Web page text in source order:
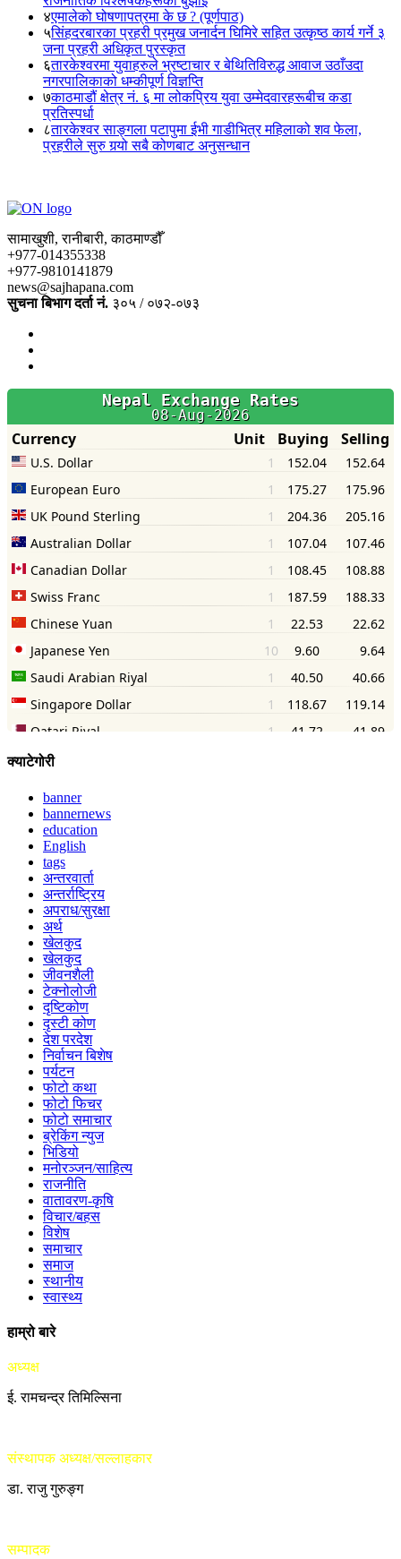
४एमालेको घोषणापत्रमा के छ ? (पूर्णपाठ)
५सिंहदरबारका प्रहरी प्रमुख जनार्दन घिमिरे सहित उत्कृष्ठ कार्य गर्ने ३
जना प्रहरी अधिकृत पुरस्कृत
६तारकेश्वरमा युवाहरुले भ्रष्टाचार र बेथितिविरुद्ध आवाज उठाँउदा
नगरपालिकाको धम्कीपूर्ण विज्ञप्ति
७काठमाडौं क्षेत्र नं. ६ मा लोकप्रिय युवा उम्मेदवारहरूबीच कडा
प्रतिस्पर्धा
८तारकेश्वर साङ्गला पटापुमा ईभी गाडीभित्र महिलाको शव फेला,
प्रहरीले सुरु गर्‍यो सबै कोणबाट अनुसन्धान
सामाखुशी, रानीबारी, काठमाण्डौँ
+977-014355338
+977-9810141879
news@sajhapana.com
सुचना बिभाग दर्ता नं. ३०५ / ०७२-०७३
क्याटेगोरी
banner
bannernews
education
English
tags
अन्तरवार्ता
अन्तर्राष्ट्रिय
अपराध/सुरक्षा
अर्थ
खेलकुद
खेलकुद
जीवनशैली
टेक्नोलोजी
दृष्टिकोण
दृस्टी कोण
देश परदेश
निर्वाचन बिशेष
पर्यटन
फोटो कथा
फोटो फिचर
फोटो समाचार
ब्रेकिंग न्युज
भिडियो
मनोरञ्जन/साहित्य
राजनीति
वातावरण-कृषि
विचार/बहस
विशेष
समाचार
समाज
स्थानीय
स्वास्थ्य
हाम्रो बारे
अध्यक्ष
ई. रामचन्द्र तिमिल्सिना
संस्थापक अध्यक्ष/सल्लाहकार
डा. राजु गुरुङ्ग
सम्पादक